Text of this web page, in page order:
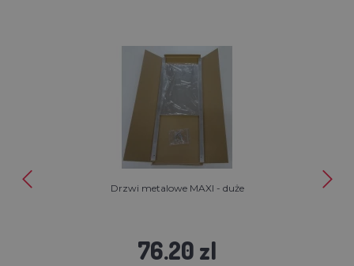
Drzwi metalowe MAXI - duże
76.20 zl